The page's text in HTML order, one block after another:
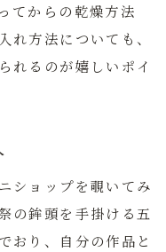
てからの乾燥方法
れ方法についても、
れるのが嬉しいポイ
ショップを覗いてみ
の鉾頭を手掛ける五
おり、自分の作品と